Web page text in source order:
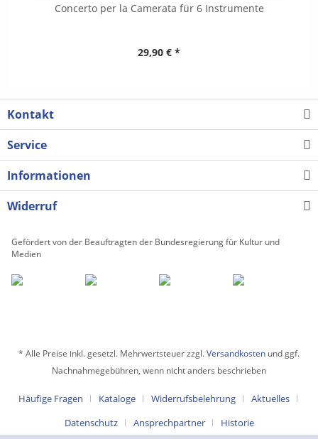
Concerto per la Camerata für 6 Instrumente
29,90 € *
Kontakt
Service
Informationen
Widerruf
Gefördert von der Beauftragten der Bundesregierung für Kultur und
Medien
* Alle Preise inkl. gesetzl. Mehrwertsteuer zzgl.Versandkosten und ggf.
Nachnahmegebühren, wenn nicht anders beschrieben
Häufige Fragen Kataloge Widerrufsbelehrung
Aktuelles
Datenschutz
Ansprechpartner Historie